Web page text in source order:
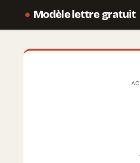
Modèle lettre gratuit